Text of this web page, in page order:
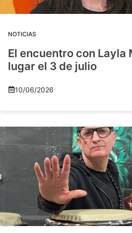
NOTICIAS
El encuentro con Layla
lugar el 3 de julio
10/06/2026